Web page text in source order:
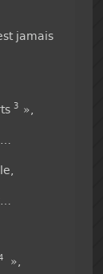
jamais
3 »,
»,